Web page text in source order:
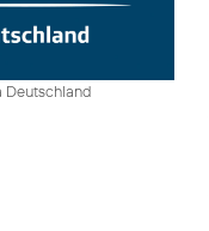
Deutschland